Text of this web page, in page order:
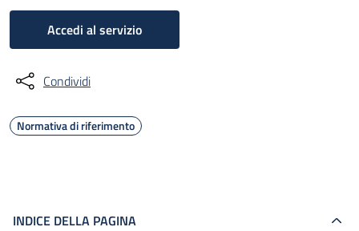
Accedi al servizio
Condividi
Normativa di riferimento
INDICE DELLA PAGINA